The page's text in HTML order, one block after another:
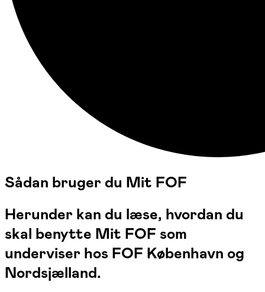
Sådan bruger du Mit FOF
Herunder kan du læse, hvordan du
skal benytte Mit FOF som
underviser hos FOF København og
Nordsjælland.